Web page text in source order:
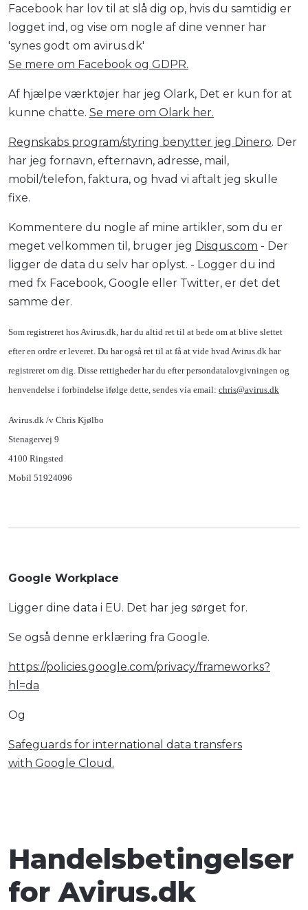
Facebook har lov til at slå dig op, hvis du samtidig er
logget ind, og vise om nogle af dine venner har
'synes godt om avirus.dk'
Se mere om Facebook og GDPR.
Af hjælpe værktøjer har jeg Olark, Det er kun for at
kunne chatte. Se mere om Olark her.
Regnskabs program/styring benytter jeg Dinero. Der
har jeg fornavn, efternavn, adresse, mail,
mobil/telefon, faktura, og hvad vi aftalt jeg skulle
fixe.
Kommentere du nogle af mine artikler, som du er
meget velkommen til, bruger jeg Disqus.com - Der
ligger de data du selv har oplyst. - Logger du ind
med fx Facebook, Google eller Twitter, er det det
samme der.
Som registreret hos Avirus.dk, har du altid ret til at bede om at blive slettet
efter en ordre er leveret. Du har også ret til at få at vide hvad Avirus.dk har
registreret om dig. Disse rettigheder har du efter persondatalovgivningen og
henvendelse i forbindelse ifølge dette, sendes via email: chris@avirus.dk
Avirus.dk /v Chris Kjølbo
Stenagervej 9
4100 Ringsted
Mobil 51924096
Google Workplace
Ligger dine data i EU. Det har jeg sørget for.
Se også denne erklæring fra Google.
https://policies.google.com/privacy/frameworks?
hl=da
Og
Safeguards for international data transfers
with Google Cloud.
Handelsbetingelser
for Avirus.dk